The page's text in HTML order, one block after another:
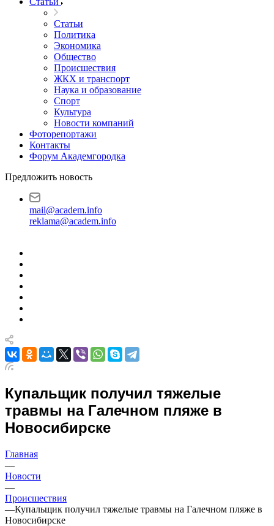
Статьи
Политика
Экономика
Общество
Происшествия
ЖКХ и транспорт
Наука и образование
Спорт
Культура
Новости компаний
Фоторепортажи
Контакты
Форум Академгородка
Предложить новость
mail@academ.info
reklama@academ.info
Купальщик получил тяжелые
травмы на Галечном пляже в
Новосибирске
Главная
—
Новости
—
Происшествия
—Купальщик получил тяжелые травмы на Галечном пляже в
Новосибирске